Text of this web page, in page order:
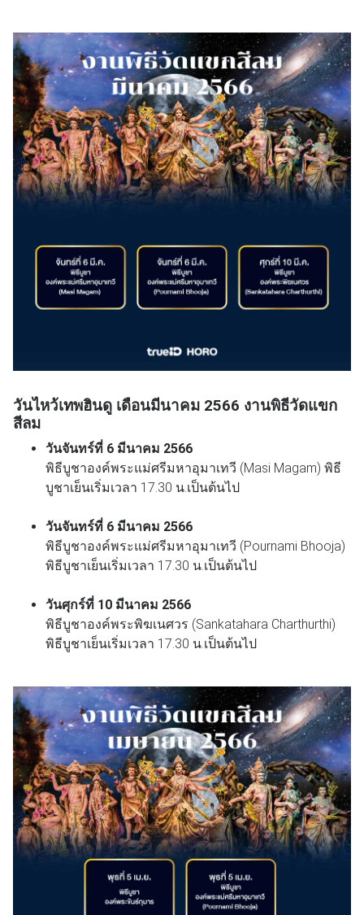
วันไหว้เทพฮินดู เดือนมีนาคม 2566 งานพิธีวัดแขก
สีลม
วันจันทร์ที่ 6 มีนาคม 2566
พิธีบูชาองค์พระแม่ศรีมหาอุมาเทวี (Masi Magam) พิธี
บูชาเย็นเริ่มเวลา 17.30 น.เป็นต้นไป
วันจันทร์ที่ 6 มีนาคม 2566
พิธีบูชาองค์พระแม่ศรีมหาอุมาเทวี (Pournami Bhooja)
พิธีบูชาเย็นเริ่มเวลา 17.30 น.เป็นต้นไป
วันศุกร์ที่ 10 มีนาคม 2566
พิธีบูชาองค์พระพิฆเนศวร (Sankatahara Charthurthi)
พิธีบูชาเย็นเริ่มเวลา 17.30 น.เป็นต้นไป